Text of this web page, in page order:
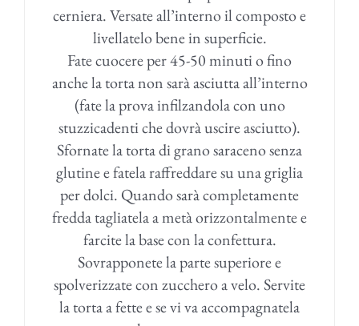
cerniera. Versate all’interno il composto e
livellatelo bene in superficie.
Fate cuocere per 45-50 minuti o fino
anche la torta non sarà asciutta all’interno
(fate la prova infilzandola con uno
stuzzicadenti che dovrà uscire asciutto).
Sfornate la torta di grano saraceno senza
glutine e fatela raffreddare su una griglia
per dolci. Quando sarà completamente
fredda tagliatela a metà orizzontalmente e
farcite la base con la confettura.
Sovrapponete la parte superiore e
spolverizzate con zucchero a velo. Servite
la torta a fette e se vi va accompagnatela